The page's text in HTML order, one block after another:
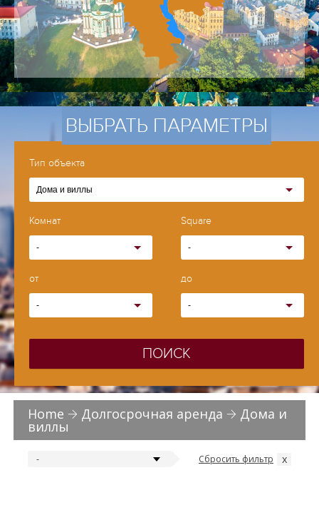
ВЫБРАТЬ ПАРАМЕТРЫ
Тип объекта
Дома и виллы
Комнат
-
Square
-
от
-
до
-
ПОИСК
Home Долгосрочная аренда Дома и
виллы
- Сбросить фильтр x